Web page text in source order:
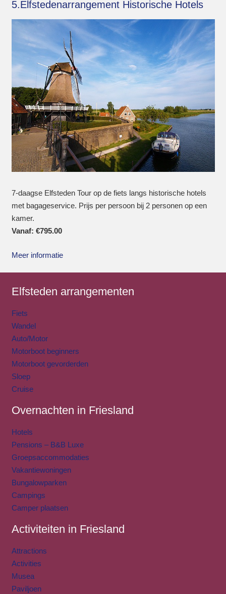
5.Elfstedenarrangement Historische Hotels
7-daagse Elfsteden Tour op de fiets langs historische hotels
met bagageservice. Prijs per persoon bij 2 personen op een
kamer.
Vanaf: €795.00
Meer informatie
Elfsteden arrangementen
Fiets
Wandel
Auto/Motor
Motorboot beginners
Motorboot gevorderden
Sloep
Cruise
Overnachten in Friesland
Hotels
Pensions – B&B Luxe
Groepsaccommodaties
Vakantiewoningen
Bungalowparken
Campings
Camper plaatsen
Activiteiten in Friesland
Attractions
Activities
Musea
Paviljoen